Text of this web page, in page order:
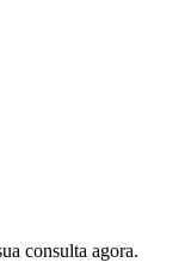
consulta agora.